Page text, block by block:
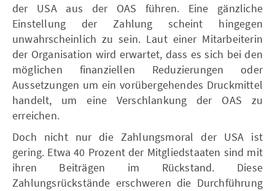
der USA aus der OAS führen. Eine gänzliche
Einstellung der Zahlung scheint hingegen
unwahrscheinlich zu sein. Laut einer Mitarbeiterin
der Organisation wird erwartet, dass es sich bei den
möglichen finanziellen Reduzierungen oder
Aussetzungen um ein vorübergehendes Druckmittel
handelt, um eine Verschlankung der OAS zu
erreichen.
Doch nicht nur die Zahlungsmoral der USA ist
gering. Etwa 40 Prozent der Mitgliedstaaten sind mit
ihren Beiträgen im Rückstand. Diese
Zahlungsrückstände erschweren die Durchführung